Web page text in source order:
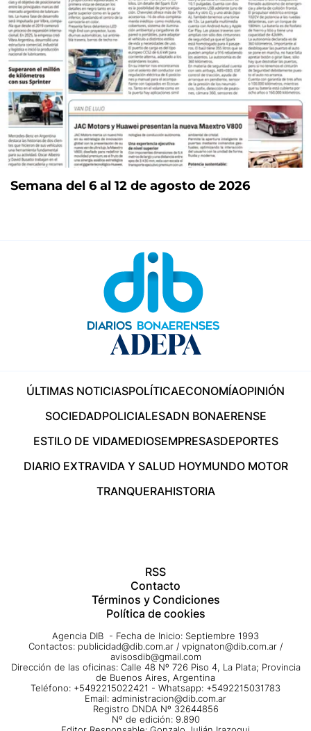
Semana del 6 al 12 de agosto de 2026
ÚLTIMAS NOTICIASPOLÍTICAECONOMÍAOPINIÓN
SOCIEDADPOLICIALESADN BONAERENSE
ESTILO DE VIDAMEDIOSEMPRESASDEPORTES
DIARIO EXTRAVIDA Y SALUD HOYMUNDO MOTOR
TRANQUERAHISTORIA
RSS
Contacto
Términos y Condiciones
Política de cookies
Agencia DIB - Fecha de Inicio: Septiembre 1993
Contactos: publicidad@dib.com.ar / vpignaton@dib.com.ar /
avisosdib@gmail.com
Dirección de las oficinas: Calle 48 Nº 726 Piso 4, La Plata; Provincia
de Buenos Aires, Argentina
Teléfono: +5492215022421 - Whatsapp: +5492215031783
Email: administracion@dib.com.ar
Registro DNDA Nº 32644856
Nº de edición: 9.890